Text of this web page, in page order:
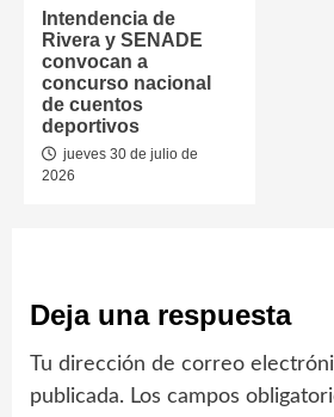
Intendencia de
Rivera y SENADE
convocan a
concurso nacional
de cuentos
deportivos
jueves 30 de julio de
2026
Deja una respuesta
Tu dirección de correo
publicada. Los campos